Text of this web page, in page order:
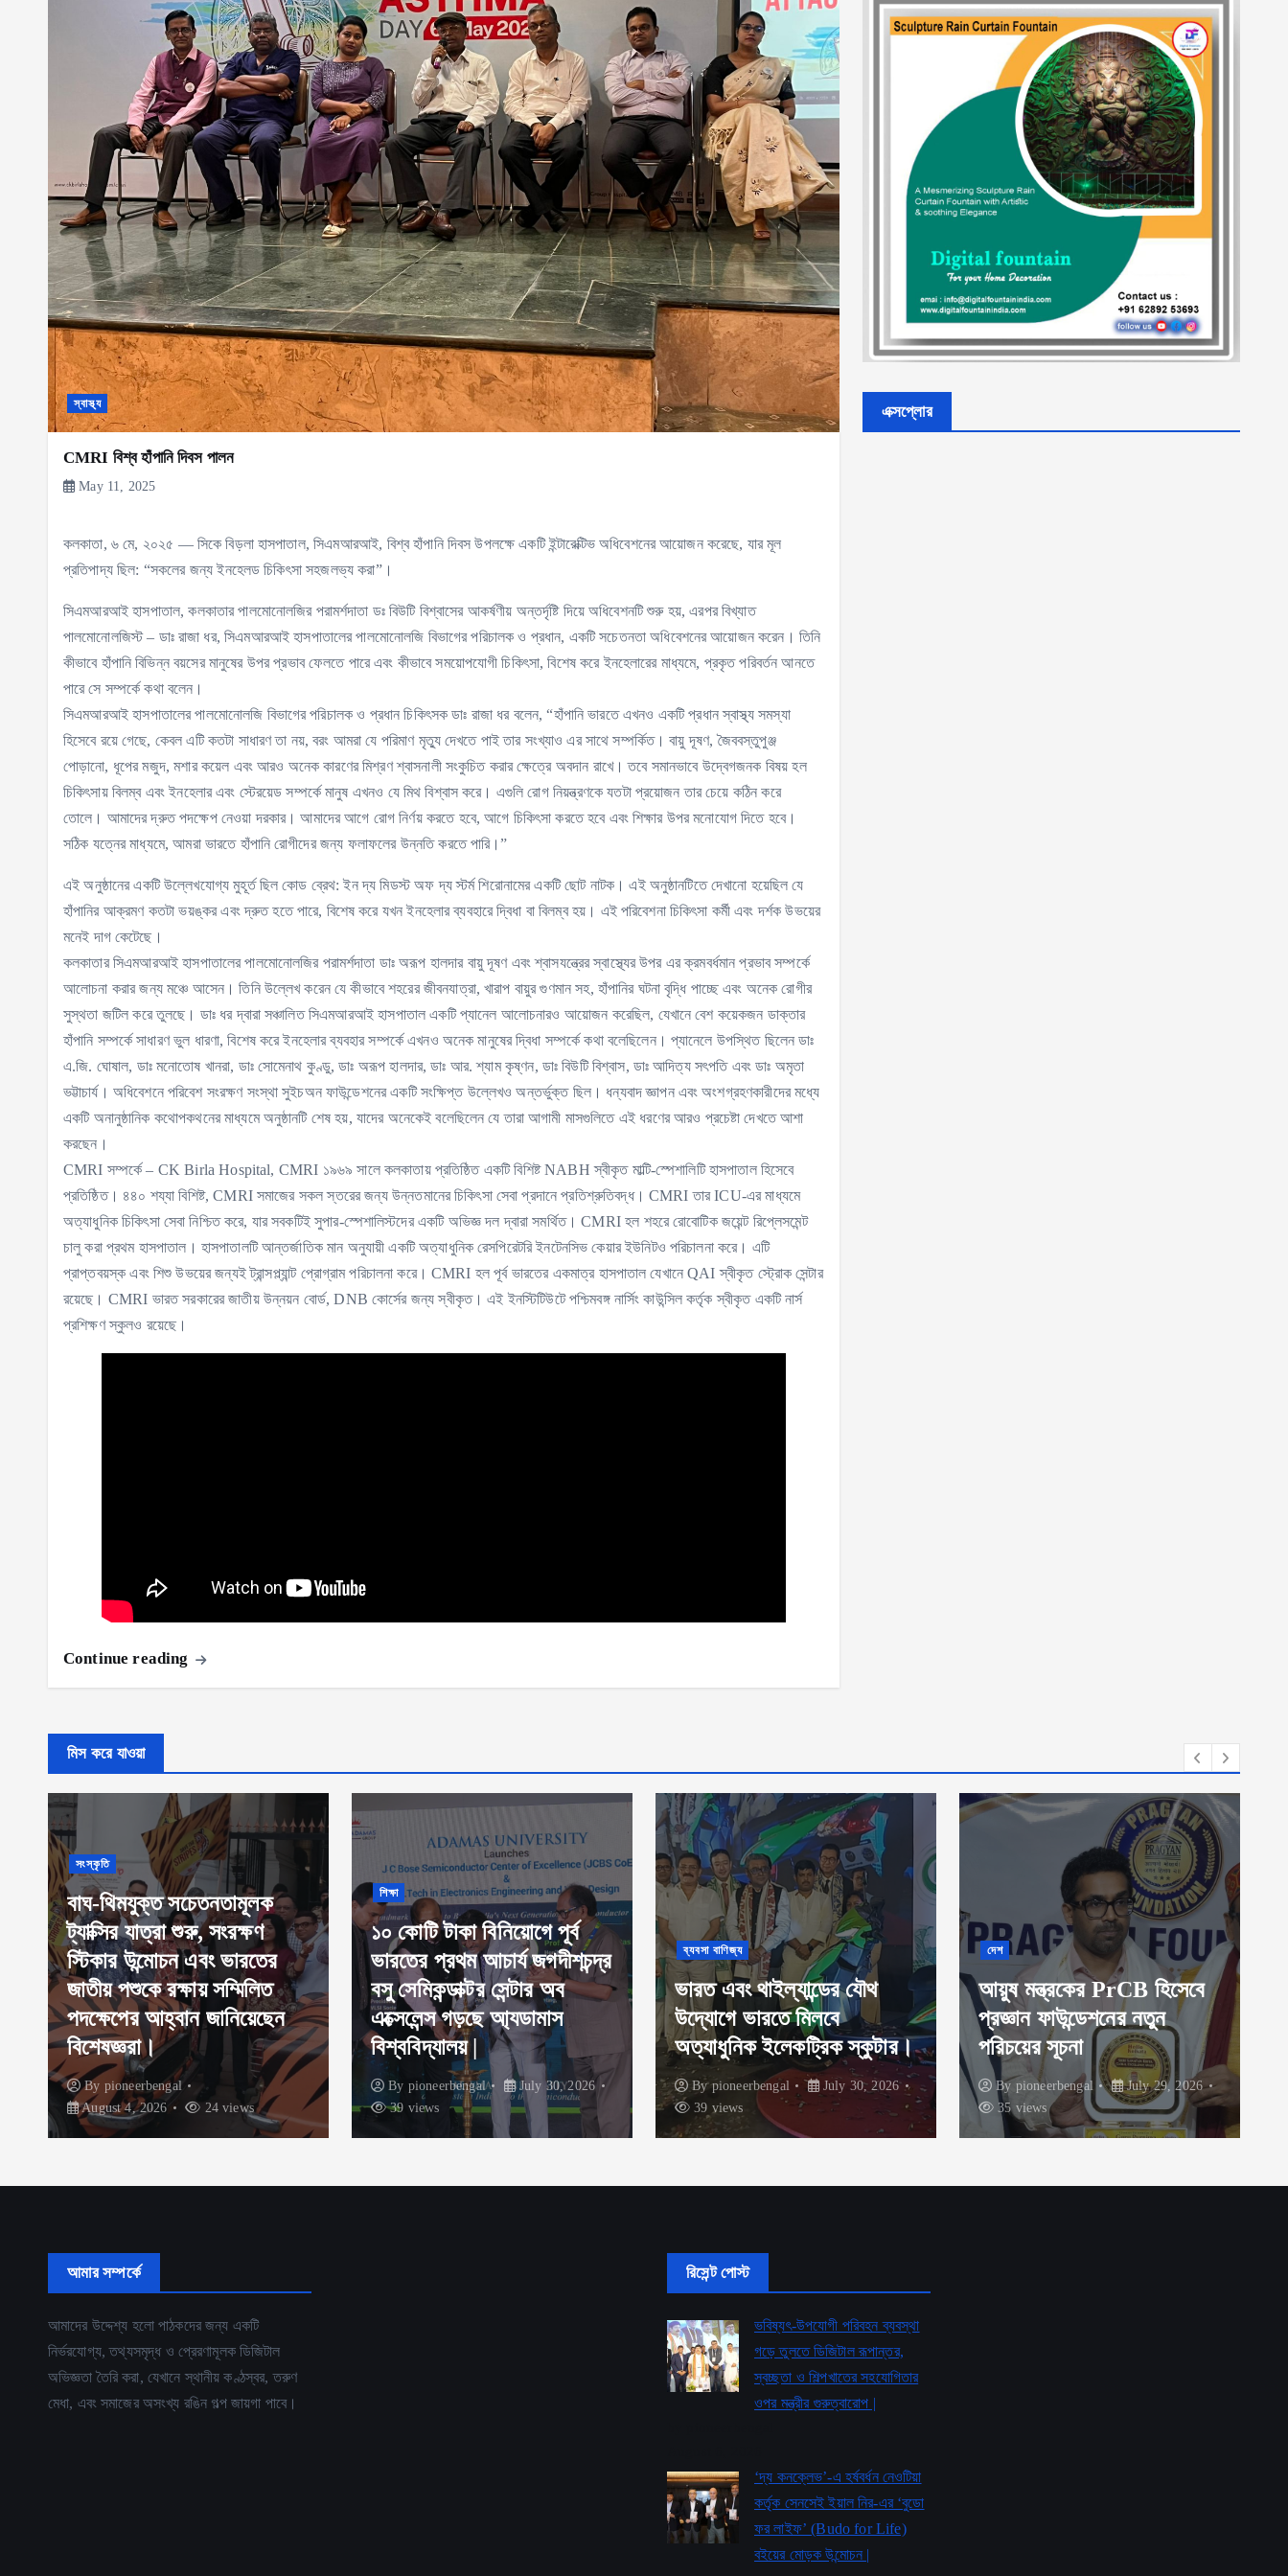
স্বাস্থ্য
CMRI বিশ্ব হাঁপানি দিবস পালন
May 11, 2025
কলকাতা, ৬ মে, ২০২৫ — সিকে বিড়লা হাসপাতাল, সিএমআরআই, বিশ্ব হাঁপানি দিবস উপলক্ষে একটি ইন্টারেক্টিভ অধিবেশনের আয়োজন করেছে, যার মূল
প্রতিপাদ্য ছিল: “সকলের জন্য ইনহেলড চিকিৎসা সহজলভ্য করা”।
সিএমআরআই হাসপাতাল, কলকাতার পালমোনোলজির পরামর্শদাতা ডঃ বিউটি বিশ্বাসের আকর্ষণীয় অন্তর্দৃষ্টি দিয়ে অধিবেশনটি শুরু হয়, এরপর বিখ্যাত
পালমোনোলজিস্ট – ডাঃ রাজা ধর, সিএমআরআই হাসপাতালের পালমোনোলজি বিভাগের পরিচালক ও প্রধান, একটি সচেতনতা অধিবেশনের আয়োজন করেন। তিনি
কীভাবে হাঁপানি বিভিন্ন বয়সের মানুষের উপর প্রভাব ফেলতে পারে এবং কীভাবে সময়োপযোগী চিকিৎসা, বিশেষ করে ইনহেলারের মাধ্যমে, প্রকৃত পরিবর্তন আনতে
পারে সে সম্পর্কে কথা বলেন।
সিএমআরআই হাসপাতালের পালমোনোলজি বিভাগের পরিচালক ও প্রধান চিকিৎসক ডাঃ রাজা ধর বলেন, “হাঁপানি ভারতে এখনও একটি প্রধান স্বাস্থ্য সমস্যা
হিসেবে রয়ে গেছে, কেবল এটি কতটা সাধারণ তা নয়, বরং আমরা যে পরিমাণ মৃত্যু দেখতে পাই তার সংখ্যাও এর সাথে সম্পর্কিত। বায়ু দূষণ, জৈববস্তুপুঞ্জ
পোড়ানো, ধূপের মজুদ, মশার কয়েল এবং আরও অনেক কারণের মিশ্রণ শ্বাসনালী সংকুচিত করার ক্ষেত্রে অবদান রাখে। তবে সমানভাবে উদ্বেগজনক বিষয় হল
চিকিৎসায় বিলম্ব এবং ইনহেলার এবং স্টেরয়েড সম্পর্কে মানুষ এখনও যে মিথ বিশ্বাস করে। এগুলি রোগ নিয়ন্ত্রণকে যতটা প্রয়োজন তার চেয়ে কঠিন করে
তোলে। আমাদের দ্রুত পদক্ষেপ নেওয়া দরকার। আমাদের আগে রোগ নির্ণয় করতে হবে, আগে চিকিৎসা করতে হবে এবং শিক্ষার উপর মনোযোগ দিতে হবে।
সঠিক যত্নের মাধ্যমে, আমরা ভারতে হাঁপানি রোগীদের জন্য ফলাফলের উন্নতি করতে পারি।”
এই অনুষ্ঠানের একটি উল্লেখযোগ্য মুহূর্ত ছিল কোড ব্রেথ: ইন দ্য মিডস্ট অফ দ্য স্টর্ম শিরোনামের একটি ছোট নাটক। এই অনুষ্ঠানটিতে দেখানো হয়েছিল যে
হাঁপানির আক্রমণ কতটা ভয়ঙ্কর এবং দ্রুত হতে পারে, বিশেষ করে যখন ইনহেলার ব্যবহারে দ্বিধা বা বিলম্ব হয়। এই পরিবেশনা চিকিৎসা কর্মী এবং দর্শক উভয়ের
মনেই দাগ কেটেছে।
কলকাতার সিএমআরআই হাসপাতালের পালমোনোলজির পরামর্শদাতা ডাঃ অরূপ হালদার বায়ু দূষণ এবং শ্বাসযন্ত্রের স্বাস্থ্যের উপর এর ক্রমবর্ধমান প্রভাব সম্পর্কে
আলোচনা করার জন্য মঞ্চে আসেন। তিনি উল্লেখ করেন যে কীভাবে শহরের জীবনযাত্রা, খারাপ বায়ুর গুণমান সহ, হাঁপানির ঘটনা বৃদ্ধি পাচ্ছে এবং অনেক রোগীর
সুস্থতা জটিল করে তুলছে। ডাঃ ধর দ্বারা সঞ্চালিত সিএমআরআই হাসপাতাল একটি প্যানেল আলোচনারও আয়োজন করেছিল, যেখানে বেশ কয়েকজন ডাক্তার
হাঁপানি সম্পর্কে সাধারণ ভুল ধারণা, বিশেষ করে ইনহেলার ব্যবহার সম্পর্কে এখনও অনেক মানুষের দ্বিধা সম্পর্কে কথা বলেছিলেন। প্যানেলে উপস্থিত ছিলেন ডাঃ
এ.জি. ঘোষাল, ডাঃ মনোতোষ খানরা, ডাঃ সোমেনাথ কুণ্ডু, ডাঃ অরূপ হালদার, ডাঃ আর. শ্যাম কৃষ্ণন, ডাঃ বিউটি বিশ্বাস, ডাঃ আদিত্য সৎপতি এবং ডাঃ অমৃতা
ভট্টাচার্য। অধিবেশনে পরিবেশ সংরক্ষণ সংস্থা সুইচঅন ফাউন্ডেশনের একটি সংক্ষিপ্ত উল্লেখও অন্তর্ভুক্ত ছিল। ধন্যবাদ জ্ঞাপন এবং অংশগ্রহণকারীদের মধ্যে
একটি অনানুষ্ঠানিক কথোপকথনের মাধ্যমে অনুষ্ঠানটি শেষ হয়, যাদের অনেকেই বলেছিলেন যে তারা আগামী মাসগুলিতে এই ধরণের আরও প্রচেষ্টা দেখতে আশা
করছেন।
CMRI সম্পর্কে – CK Birla Hospital, CMRI ১৯৬৯ সালে কলকাতায় প্রতিষ্ঠিত একটি বিশিষ্ট NABH স্বীকৃত মাল্টি-স্পেশালিটি হাসপাতাল হিসেবে
প্রতিষ্ঠিত। ৪৪০ শয্যা বিশিষ্ট, CMRI সমাজের সকল স্তরের জন্য উন্নতমানের চিকিৎসা সেবা প্রদানে প্রতিশ্রুতিবদ্ধ। CMRI তার ICU-এর মাধ্যমে
অত্যাধুনিক চিকিৎসা সেবা নিশ্চিত করে, যার সবকটিই সুপার-স্পেশালিস্টদের একটি অভিজ্ঞ দল দ্বারা সমর্থিত। CMRI হল শহরে রোবোটিক জয়েন্ট রিপ্লেসমেন্ট
চালু করা প্রথম হাসপাতাল। হাসপাতালটি আন্তর্জাতিক মান অনুযায়ী একটি অত্যাধুনিক রেসপিরেটরি ইনটেনসিভ কেয়ার ইউনিটও পরিচালনা করে। এটি
প্রাপ্তবয়স্ক এবং শিশু উভয়ের জন্যই ট্রান্সপ্ল্যান্ট প্রোগ্রাম পরিচালনা করে। CMRI হল পূর্ব ভারতের একমাত্র হাসপাতাল যেখানে QAI স্বীকৃত স্ট্রোক সেন্টার
রয়েছে। CMRI ভারত সরকারের জাতীয় উন্নয়ন বোর্ড, DNB কোর্সের জন্য স্বীকৃত। এই ইনস্টিটিউটে পশ্চিমবঙ্গ নার্সিং কাউন্সিল কর্তৃক স্বীকৃত একটি নার্স
প্রশিক্ষণ স্কুলও রয়েছে।
Continue reading
এক্সপ্লোর
মিস করে যাওয়া
শিক্ষা
১০ কোটি টাকা বিনিয়োগে পূর্ব
ভারতের প্রথম আচার্য জগদীশচন্দ্র
বসু সেমিকন্ডাক্টর সেন্টার অব
এক্সেলেন্স গড়ছে আ্যডামাস
বিশ্ববিদ্যালয় |
By pioneerbengal
July 30, 2026
39 views
ব্যবসা বাণিজ্য
ভারত এবং থাইল্যান্ডের যৌথ
উদ্যোগে ভারতে মিলবে
অত্যাধুনিক ইলেকট্রিক স্কুটার।
By pioneerbengal
July 30, 2026
39 views
দেশ
আয়ুষ মন্ত্রকের PrCB হিসেবে
প্রজ্ঞান ফাউন্ডেশনের নতুন
পরিচয়ের সূচনা
Bypioneerbengal
July 29, 2026
35 views
ভবিষ্যৎ-উপযোগী পরিবহন
ব্যবস্থা গড়ে তুলতে ডিজিটাল
রূপান্তর, স্বচ্ছতা ও শিল্পখাতের
সহযোগিতার ওপর মন্ত্রীর
গুরুত্বারোপ |
By pioneerbengal
August 6, 2026
13 views
আমার সম্পর্কে
আমাদের উদ্দেশ্য হলো পাঠকদের জন্য একটি
নির্ভরযোগ্য, তথ্যসমৃদ্ধ ও প্রেরণামূলক ডিজিটাল
অভিজ্ঞতা তৈরি করা, যেখানে স্থানীয় কণ্ঠস্বর, তরুণ
মেধা, এবং সমাজের অসংখ্য রঙিন গল্প জায়গা পাবে।
রিসেন্ট পোস্ট
ভবিষ্যৎ-উপযোগী পরিবহন ব্যবস্থা
গড়ে তুলতে ডিজিটাল রূপান্তর,
স্বচ্ছতা ও শিল্পখাতের সহযোগিতার
ওপর মন্ত্রীর গুরুত্বারোপ |
‘দ্য কনক্লেভ’-এ হর্ষবর্ধন নেওটিয়া
কর্তৃক সেনসেই ইয়াল নির-এর ‘বুডো
ফর লাইফ’ ​​(Budo for Life)
বইয়ের মোড়ক উন্মোচন |